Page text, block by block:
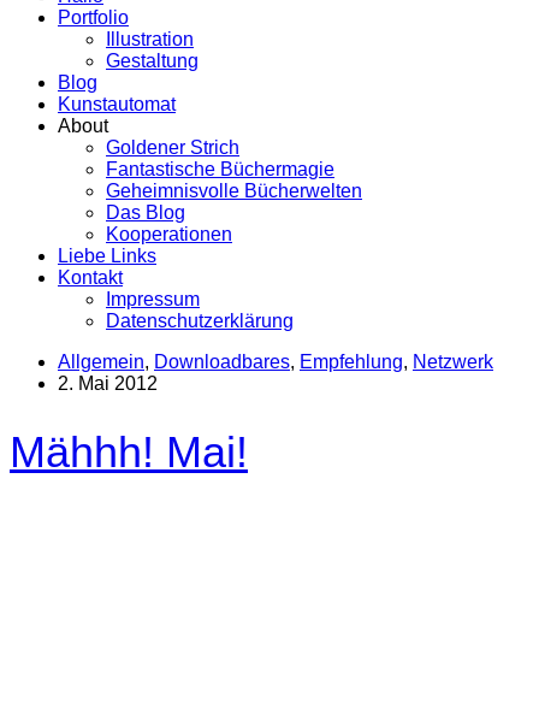
Portfolio
Illustration
Gestaltung
Blog
Kunstautomat
About
Goldener Strich
Fantastische Büchermagie
Geheimnisvolle Bücherwelten
Das Blog
Kooperationen
Liebe Links
Kontakt
Impressum
Datenschutzerklärung
Allgemein, Downloadbares, Empfehlung, Netzwerk
2. Mai 2012
Mähhh! Mai!